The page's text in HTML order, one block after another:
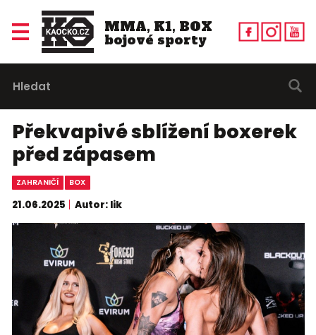
MMA, K1, BOX
bojové sporty
Překvapivé sblížení boxerek
před zápasem
ZAHRANIČÍ BOX
21.06.2025 Autor: lik